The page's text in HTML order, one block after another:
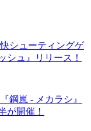
シューティングゲ
シュ』リリース！
鋼嵐 - メカラシ』
が開催！